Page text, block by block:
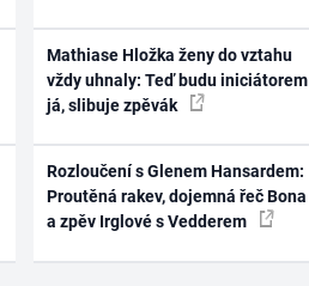
Mathiase Hložka ženy do vztahu
vždy uhnaly: Teď budu iniciátorem
já, slibuje zpěvák
Rozloučení s Glenem Hansardem:
Proutěná rakev, dojemná řeč Bona
a zpěv Irglové s Vedderem